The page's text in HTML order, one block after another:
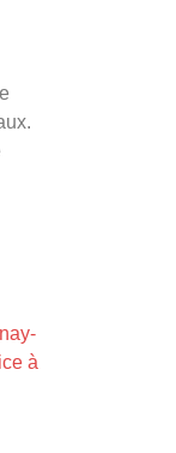
à